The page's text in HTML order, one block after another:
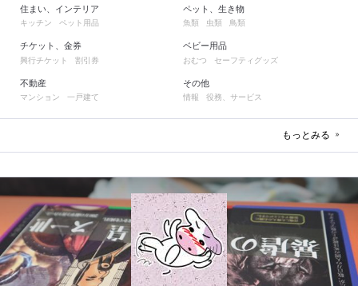
住まい、インテリア
キッチン ペット用品
チケット、金券
興行チケット 割引券
不動産
マンション 一戸建て
ペット、生き物
魚類 虫類 鳥類
ベビー用品
おむつ セーフティグッズ
その他
情報 役務、サービス
もっとみる